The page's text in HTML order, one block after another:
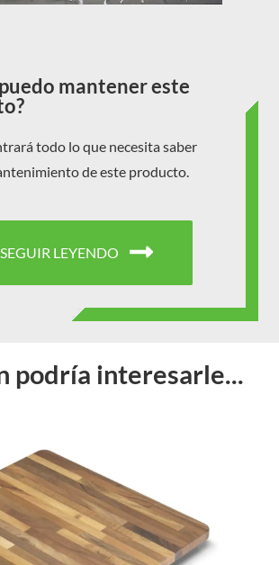
mantener este
todo lo que necesita saber
de este producto.
SEGUIR LEYENDO
podría interesarle...